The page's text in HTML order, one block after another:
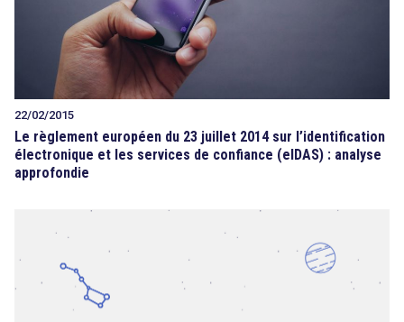
22/02/2015
Le règlement européen du 23 juillet 2014 sur l’identification
électronique et les services de confiance (eIDAS) : analyse
approfondie